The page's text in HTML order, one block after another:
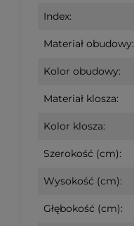
Index:
Materiał obudowy:
Kolor obudowy:
Materiał klosza:
Kolor klosza:
Szerokość (cm):
Wysokość (cm):
Głębokość (cm):